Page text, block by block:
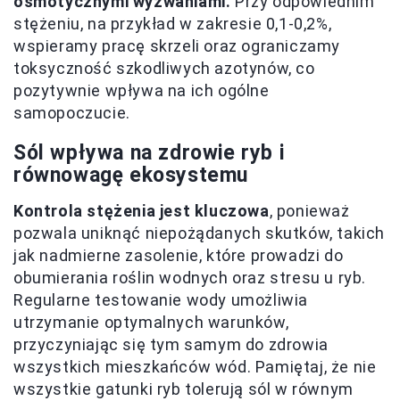
stężeniu, na przykład w zakresie 0,1-0,2%,
wspieramy pracę skrzeli oraz ograniczamy
toksyczność szkodliwych azotynów, co
pozytywnie wpływa na ich ogólne
samopoczucie.
Sól wpływa na zdrowie ryb i
równowagę ekosystemu
Kontrola stężenia jest kluczowa, ponieważ
pozwala uniknąć niepożądanych skutków, takich
jak nadmierne zasolenie, które prowadzi do
obumierania roślin wodnych oraz stresu u ryb.
Regularne testowanie wody umożliwia
utrzymanie optymalnych warunków,
przyczyniając się tym samym do zdrowia
wszystkich mieszkańców wód. Pamiętaj, że nie
wszystkie gatunki ryb tolerują sól w równym